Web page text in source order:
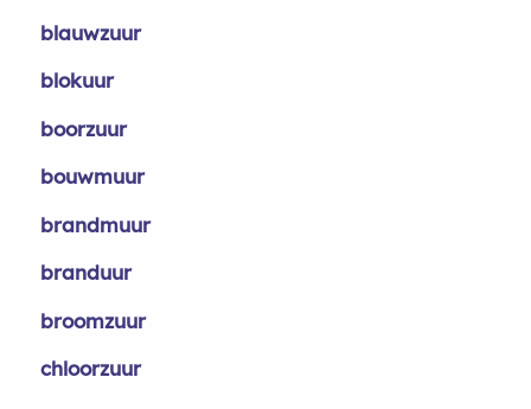
blauwzuur
blokuur
boorzuur
bouwmuur
brandmuur
branduur
broomzuur
chloorzuur